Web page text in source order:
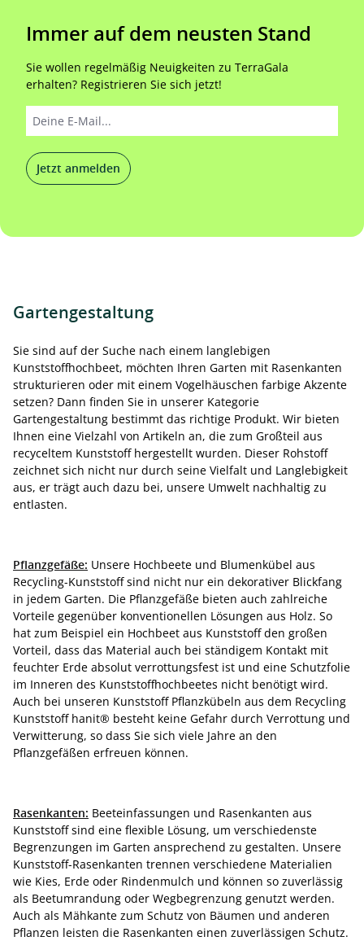
Immer auf dem neusten Stand
Sie wollen regelmäßig Neuigkeiten zu TerraGala
erhalten? Registrieren Sie sich jetzt!
Jetzt anmelden
Gartengestaltung
Sie sind auf der Suche nach einem langlebigen
Kunststoffhochbeet, möchten Ihren Garten mit Rasenkanten
strukturieren oder mit einem Vogelhäuschen farbige Akzente
setzen? Dann finden Sie in unserer Kategorie
Gartengestaltung bestimmt das richtige Produkt. Wir bieten
Ihnen eine Vielzahl von Artikeln an, die zum Großteil aus
recyceltem Kunststoff hergestellt wurden. Dieser Rohstoff
zeichnet sich nicht nur durch seine Vielfalt und Langlebigkeit
aus, er trägt auch dazu bei, unsere Umwelt nachhaltig zu
entlasten.
Pflanzgefäße: Unsere Hochbeete und Blumenkübel aus
Recycling-Kunststoff sind nicht nur ein dekorativer Blickfang
in jedem Garten. Die Pflanzgefäße bieten auch zahlreiche
Vorteile gegenüber konventionellen Lösungen aus Holz. So
hat zum Beispiel ein Hochbeet aus Kunststoff den großen
Vorteil, dass das Material auch bei ständigem Kontakt mit
feuchter Erde absolut verrottungsfest ist und eine Schutzfolie
im Inneren des Kunststoffhochbeetes nicht benötigt wird.
Auch bei unseren Kunststoff Pflanzkübeln aus dem Recycling
Kunststoff hanit® besteht keine Gefahr durch Verrottung und
Verwitterung, so dass Sie sich viele Jahre an den
Pflanzgefäßen erfreuen können.
Rasenkanten: Beeteinfassungen und Rasenkanten aus
Kunststoff sind eine flexible Lösung, um verschiedenste
Begrenzungen im Garten ansprechend zu gestalten. Unsere
Kunststoff-Rasenkanten trennen verschiedene Materialien
wie Kies, Erde oder Rindenmulch und können so zuverlässig
als Beetumrandung oder Wegbegrenzung genutzt werden.
Auch als Mähkante zum Schutz von Bäumen und anderen
Pflanzen leisten die Rasenkanten einen zuverlässigen Schutz.